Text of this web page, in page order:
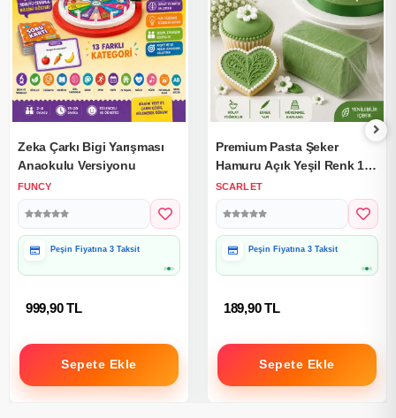
Zeka Çarkı Bigi Yarışması
Anaokulu Versiyonu
FUNCY
Peşin Fiyatına 3 Taksit
999,90 TL
Sepete Ekle
Premium Pasta Şeker
Hamuru Açık Yeşil Renk 1
Kg.
SCARLET
Peşin Fiyatına 3 Taksit
189,90 TL
Sepete Ekle